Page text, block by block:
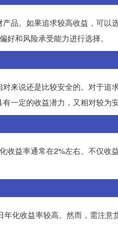
品。如果追求较高收益，可以
好和风险承受能力进行选择。
来说还是比较安全的。对于追
一定的收益潜力，又相对较为安
收益率通常在2%左右。不仅收
化收益率较高。然而，需注